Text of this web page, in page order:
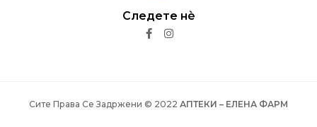
Следете нѐ
Сите Права Се Задржени © 2022 АПТЕКИ – ЕЛЕНА ФАРМ